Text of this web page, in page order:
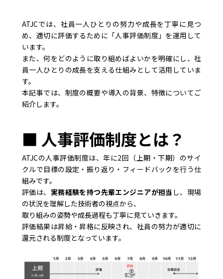
ATJCでは、社員一人ひとりの努力や成長を丁寧に見つ
め、適切に評価するために「人事評価制度」を運用して
います。
また、何をどのように取り組めばよいかを明確にし、社
員一人ひとりの成長を支える仕組みとして活用していま
す。
本記事では、制度の概要や導入の背景、特徴についてご
紹介します。
■ 人事評価制度とは？
ATJCの人事評価制度は、年に2回（上期・下期）のサイ
クルで目標の設定・振り返り・フィードバックを行う仕
組みです。
評価は、 実務経験を持つ先輩エンジニアが担当 し、現場
の状況を理解した技術者の視点から、
取り組みの姿勢や成長過程も丁寧に見ていきます。
評価結果は昇給・昇格に反映され、社員の努力が適切に
還元される制度となっています。